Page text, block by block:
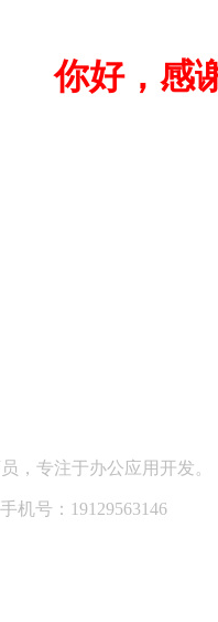
你好，感
，专注于办公应用开发。
机号：19129563146